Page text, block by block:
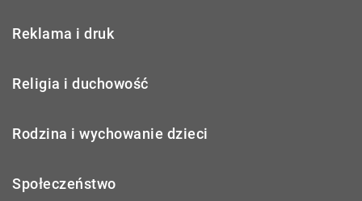
Reklama i druk
Religia i duchowość
Rodzina i wychowanie dzieci
Społeczeństwo